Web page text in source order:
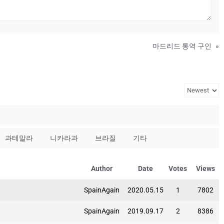
마드리드 통역 구인 »
과테말라 니카라과 브라질 기타
Author Date Votes Views
SpainAgain 2020.05.15 1 7802
SpainAgain 2019.09.17 2 8386